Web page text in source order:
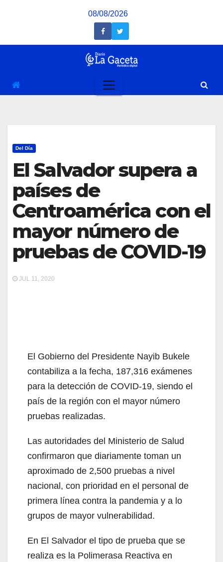
08/08/2026
Del Día
El Salvador supera a
países de
Centroamérica con el
mayor número de
pruebas de COVID-19
JUL 11, 2020
El Gobierno del Presidente Nayib Bukele
contabiliza a la fecha, 187,316 exámenes
para la detección de COVID-19, siendo el
país de la región con el mayor número
pruebas realizadas.
Las autoridades del Ministerio de Salud
confirmaron que diariamente toman un
aproximado de 2,500 pruebas a nivel
nacional, con prioridad en el personal de
primera línea contra la pandemia y a lo
grupos de mayor vulnerabilidad.
En El Salvador el tipo de prueba que se
realiza es la Polimerasa Reactiva en